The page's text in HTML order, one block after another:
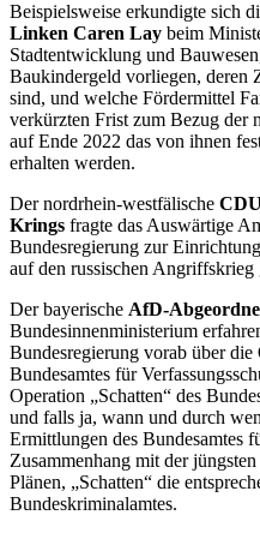
Beispielsweise erkundigte sich
Linken Caren Lay beim
Stadtentwicklung und
Baukindergeld vorliegen, deren
sind, und welche Fördermittel
verkürzten Frist zum Bezug der
auf Ende 2022 das von ihnen
erhalten werden.
Der nordrhein-westfälische
Krings fragte das Auswärtige
Bundesregierung zur
auf den russischen Angriffskrieg
Der bayerische AfD-
Bundesinnenministerium
Bundesregierung vorab über die
Bundesamtes für
Operation „Schatten“ des
und falls ja, wann und durch
Ermittlungen des Bundesamtes
Zusammenhang mit der
Plänen, „Schatten“ die
Bundeskriminalamtes.